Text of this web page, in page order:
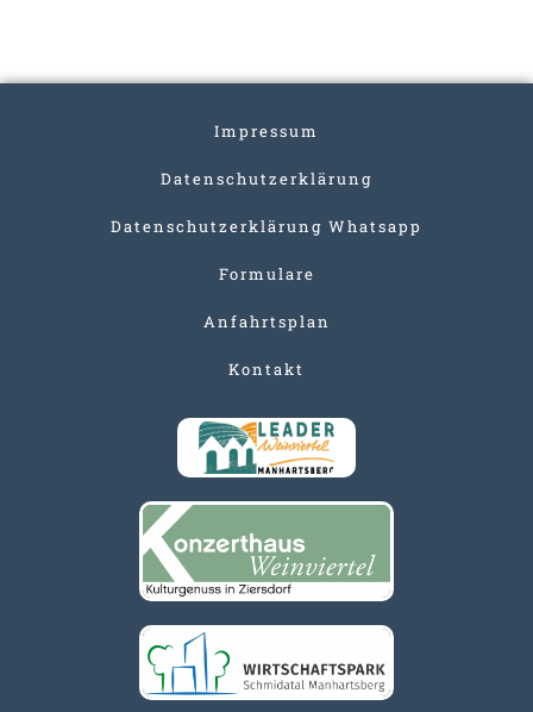
Impressum
Datenschutzerklärung
Datenschutzerklärung Whatsapp
Formulare
Anfahrtsplan
Kontakt